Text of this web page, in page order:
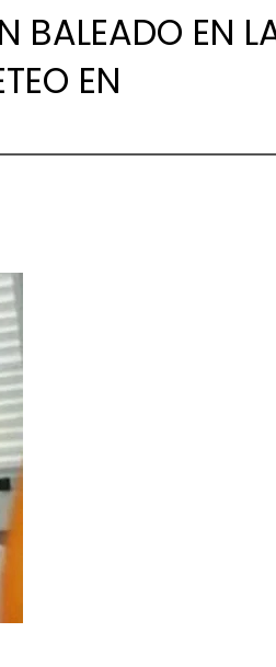
BALEADO EN
EN